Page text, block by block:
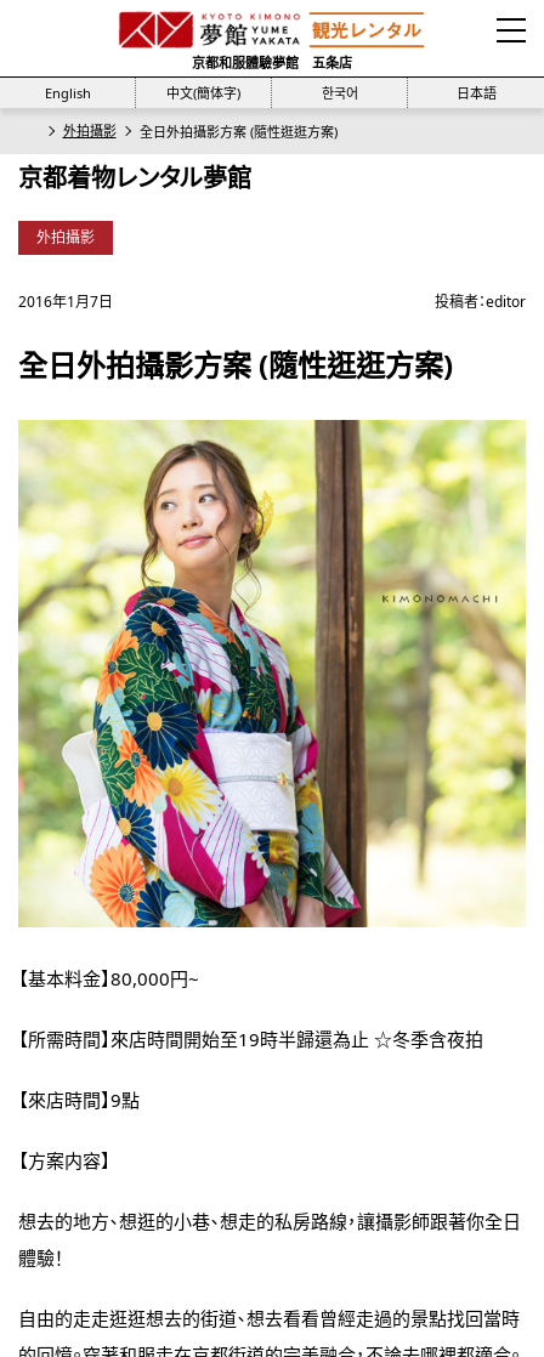
京都和服體驗夢館 五条店
English
中文(簡体字) 한국어 日本語
外拍攝影 全日外拍攝影方案 (隨性逛逛方案)
京都着物レンタル夢館
外拍攝影
2016年1月7日 投稿者：editor
全日外拍攝影方案 (隨性逛逛方案)
【基本料金】80,000円~
【所需時間】來店時間開始至19時半歸還為止 ☆冬季含夜拍
【來店時間】9點
【方案内容】
想去的地方、想逛的小巷、想走的私房路線，讓攝影師跟著你全日
體驗！
自由的走走逛逛想去的街道、想去看看曾經走過的景點找回當時